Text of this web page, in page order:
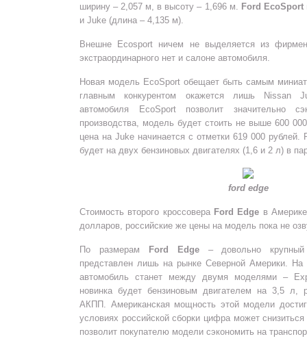
ширину – 2,057 м, в высоту – 1,696 м. Ford EcoSport
и Juke (длина – 4,135 м).
Внешне Ecosport ничем не выделяется из
экстраординарного нет и салоне автомобиля.
Новая модель EcoSport обещает быть самым
главным конкурентом окажется лишь Nissan
автомобиля EcoSport позволит значительно
производства, модель будет стоить не выше 600
цена на Juke начинается с отметки 619 000 рублей.
будет на двух бензиновых двигателях (1,6 и 2 л) в
ford edge
Стоимость второго кроссовера Ford Edge в
долларов, российские же цены на модель пока не
По размерам Ford Edge– довольно крупный
представлен лишь на рынке Северной Америки. На
автомобиль станет между двумя моделями –
новинка будет бензиновым двигателем на 3,5 л,
АКПП. Американская мощность этой модели
условиях российской сборки цифра может
позволит покупателю модели сэкономить на